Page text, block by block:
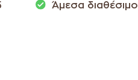
Άμεσα διαθέσιμο